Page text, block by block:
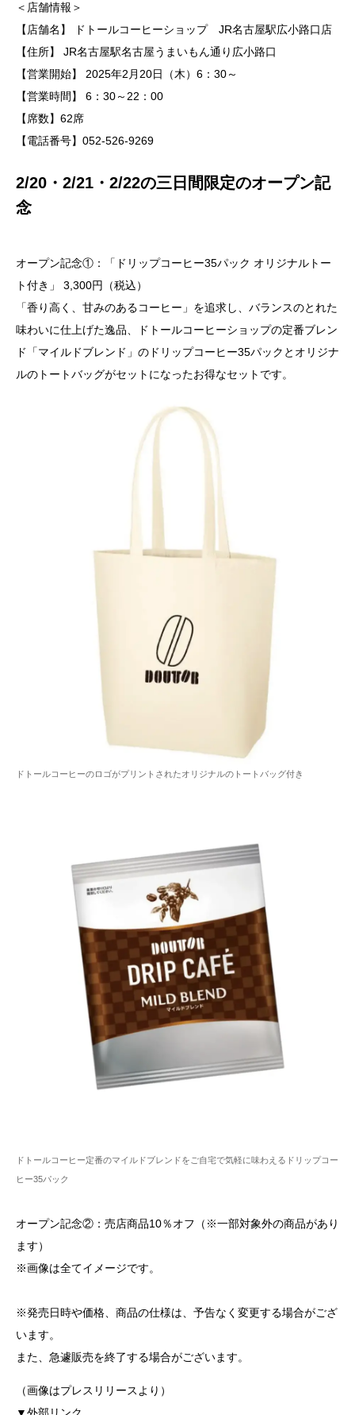
＜店舗情報＞
【店舗名】 ドトールコーヒーショップ JR名古屋駅広小路口店
【住所】 JR名古屋駅名古屋うまいもん通り広小路口
【営業開始】 2025年2月20日（木）6：30～
【営業時間】 6：30～22：00
【席数】62席
【電話番号】052-526-9269
2/20・2/21・2/22の三日間限定のオープン記
念
オープン記念①：「ドリップコーヒー35パック オリジナルトー
ト付き」 3,300円（税込）
「香り高く、甘みのあるコーヒー」を追求し、バランスのとれた
味わいに仕上げた逸品、ドトールコーヒーショップの定番ブレン
ド「マイルドブレンド」のドリップコーヒー35パックとオリジナ
ルのトートバッグがセットになったお得なセットです。
ドトールコーヒーのロゴがプリントされたオリジナルのトートバッグ付き
ドトールコーヒー定番のマイルドブレンドをご自宅で気軽に味わえるドリップコー
ヒー35パック
オープン記念②：売店商品10％オフ（※一部対象外の商品があり
ます）
※画像は全てイメージです。
※発売日時や価格、商品の仕様は、予告なく変更する場合がござ
います。
また、急遽販売を終了する場合がございます。
（画像はプレスリリースより）